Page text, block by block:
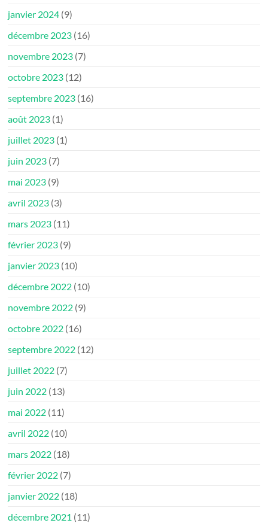
janvier 2024 (9)
décembre 2023 (16)
novembre 2023 (7)
octobre 2023 (12)
septembre 2023 (16)
août 2023 (1)
juillet 2023 (1)
juin 2023 (7)
mai 2023 (9)
avril 2023 (3)
mars 2023 (11)
février 2023 (9)
janvier 2023 (10)
décembre 2022 (10)
novembre 2022 (9)
octobre 2022 (16)
septembre 2022 (12)
juillet 2022 (7)
juin 2022 (13)
mai 2022 (11)
avril 2022 (10)
mars 2022 (18)
février 2022 (7)
janvier 2022 (18)
décembre 2021 (11)